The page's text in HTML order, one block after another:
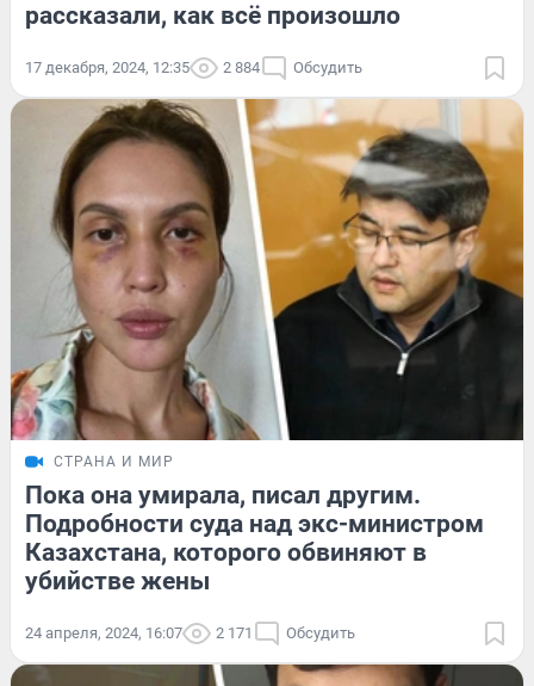
рассказали, как всё произошло
17 декабря, 2024, 12:35 2 884 Обсудить
СТРАНА И МИР
Пока она умирала, писал другим.
Подробности суда над экс-министром
Казахстана, которого обвиняют в
убийстве жены
24 апреля, 2024, 16:07 2 171 Обсудить